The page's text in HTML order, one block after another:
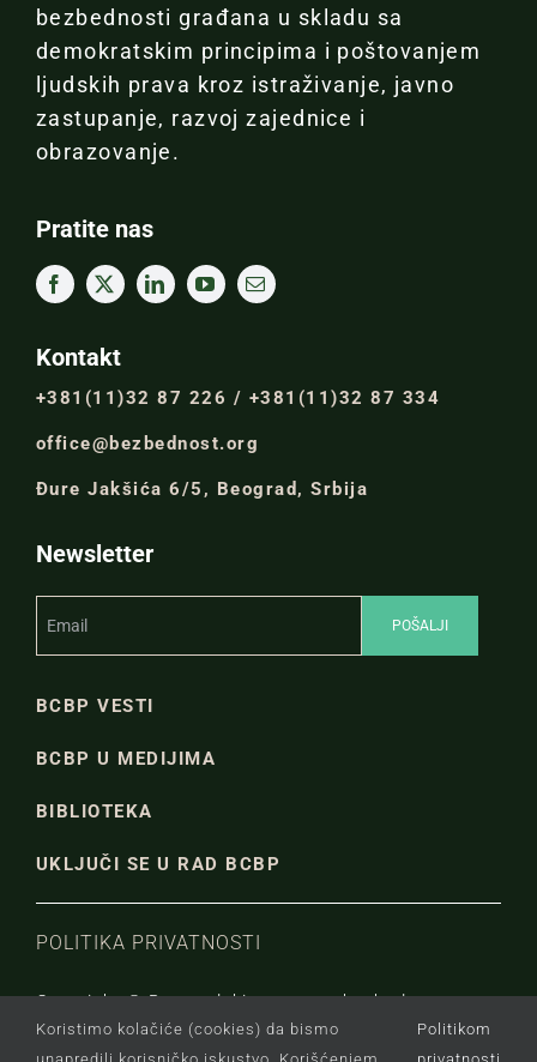
bezbednosti građana u skladu sa
demokratskim principima i poštovanjem
ljudskih prava kroz istraživanje, javno
zastupanje, razvoj zajednice i
obrazovanje.
Pratite nas
Kontakt
+381(11)32 87 226 / +381(11)32 87 334
office@bezbednost.org
Đure Jakšića 6/5, Beograd, Srbija
Newsletter
BCBP VESTI
BCBP U MEDIJIMA
BIBLIOTEKA
UKLJUČI SE U RAD BCBP
POLITIKA PRIVATNOSTI
Copyright © Beogradski centar za bezbednosnu
Koristimo kolačiće (cookies) da bismo
unapredili korisničko iskustvo. Korišćenjem
Politikom
privatnosti